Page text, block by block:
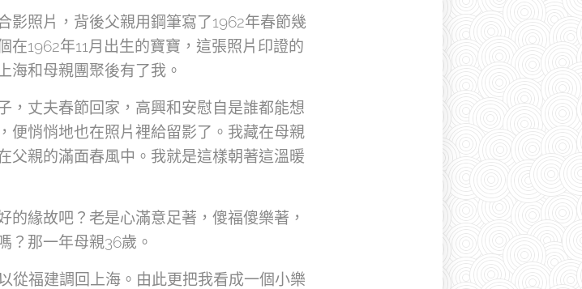
影照片，背後父親用鋼筆寫了1962年春節幾
在1962年11月出生的寶寶，這張照片印證的
海和母親團聚後有了我。
，丈夫春節回家，高興和安慰自是誰都能想
便悄悄地也在照片裡給留影了。我藏在母親
父親的滿面春風中。我就是這樣朝著這溫暖
的緣故吧？老是心滿意足著，傻福傻樂著，
？那一年母親36歲。
從福建調回上海。由此更把我看成一個小樂